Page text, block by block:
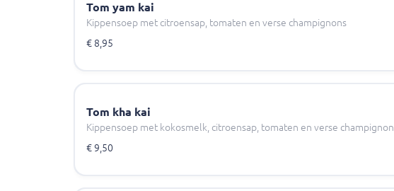
Tom yam kai
Kippensoep met citroensap, tomaten en verse champignons
€ 8,95
Tom kha kai
Kippensoep met kokosmelk, citroensap, tomaten en verse champignon
€ 9,50